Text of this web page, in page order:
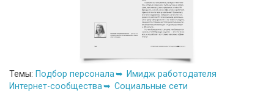
Темы: Подбор персонала
Имидж работодателя
Интернет-сообщества
Социальные сети